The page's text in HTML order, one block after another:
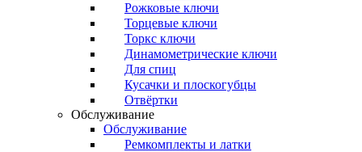
Рожковые ключи
Торцевые ключи
Торкс ключи
Динамометрические ключи
Для спиц
Кусачки и плоскогубцы
Отвёртки
Обслуживание
Обслуживание
Ремкомплекты и латки